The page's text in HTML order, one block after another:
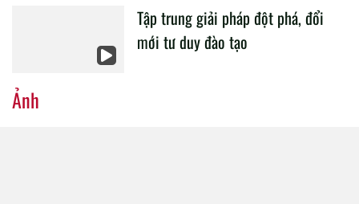
Tập trung giải pháp đột phá, đổi
mới tư duy đào tạo
Ảnh